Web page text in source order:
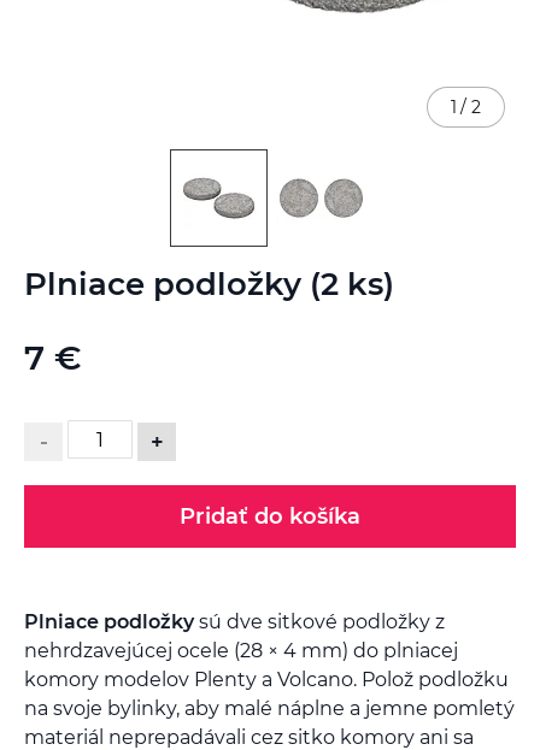
Plniace podložky (2 ks)
7 €
- +
Pridať do košíka
Plniace podložkysú dve sitkové podložky z
nehrdzavejúcej ocele (28 × 4 mm) do plniacej
komory modelov Plenty a Volcano. Polož podložku
na svoje bylinky, aby malé náplne a jemne pomletý
materiál neprepadávali cez sitko komory ani sa
1 / 2
na
obrázkov